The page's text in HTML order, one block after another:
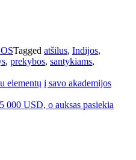
Tagged atšilus, Indijos,
, prekybos, santykiams,
elementų į savo akademijos
000 USD, o auksas pasiekia